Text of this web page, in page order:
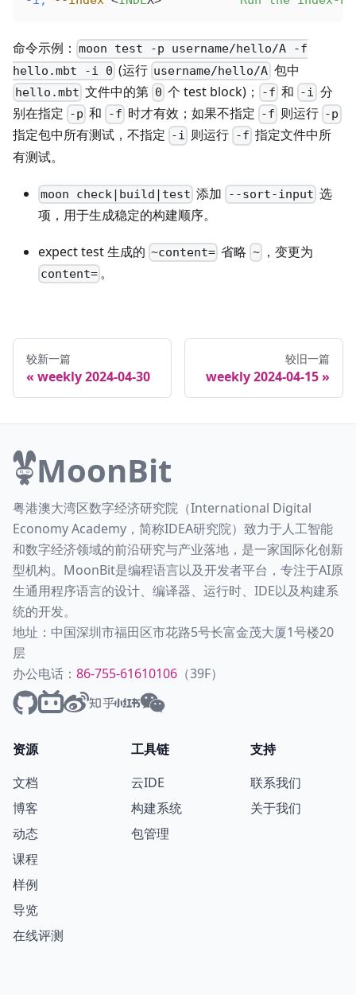
命令示例： moon test -p username/hello/A -f
hello.mbt -i 0 (运行 username/hello/A包中
hello.mbt 文件中的第 0 个 test block)； -f 和 -i 分
别在指定 -p 和 -f 时才有效；如果不指定 -f 则运行 -p
指定包中所有测试，不指定 -i 则运行 -f 指定文件中所
有测试。
moon check|build|test 添加 --sort-input 选
项，用于生成稳定的构建顺序。
expect test 生成的 ~content= 省略 ~，变更为
content= 。
较新一篇
weekly 2024-04-30
较旧一篇
weekly 2024-04-15
MoonBit
粤港澳大湾区数字经济研究院（International Digital
Economy Academy，简称IDEA研究院）致力于人工智能
和数字经济领域的前沿研究与产业落地，是一家国际化创新
型机构。MoonBit是编程语言以及开发者平台，专注于AI原
生通用程序语言的设计、编译器、运行时、IDE以及构建系
统的开发。
地址：中国深圳市福田区市花路5号长富金茂大厦1号楼20
层
办公电话： 86-755-61610106 （39F）
资源
文档
博客
动态
课程
样例
导览
在线评测
工具链
云IDE
构建系统
包管理
支持
联系我们
关于我们